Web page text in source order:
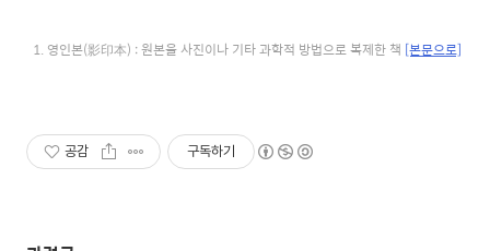
영인본(影印本) : 원본을 사진이나 기타 과학적 방법으로 복제한 책 [본문으로]
공감 구독하기